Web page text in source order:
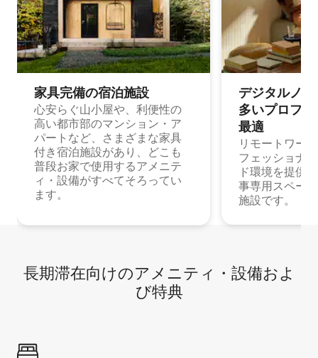
家具完備の宿⁠泊⁠施⁠設
心安らぐ山小屋や、利便性の
高い都市部のマンション・ア
パートなど、さまざまな家具
付き宿泊施設があり、どこも
普段お家で使用するアメニテ
ィ・設備がすべてそろってい
ます。
デジタルノ
多⁠いプ⁠ロ⁠フ⁠
最⁠適
リモートワー
フェッショナ
ド環境を提供
事専用スペー
施設です。
長期滞在向け⁠のア⁠メ⁠ニ⁠テ⁠ィ⁠・設⁠備⁠およ
び特⁠典